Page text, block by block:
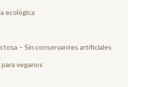
ecológica
– Sin conservantes artificiales
veganos